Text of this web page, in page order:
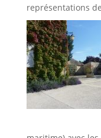
représentations